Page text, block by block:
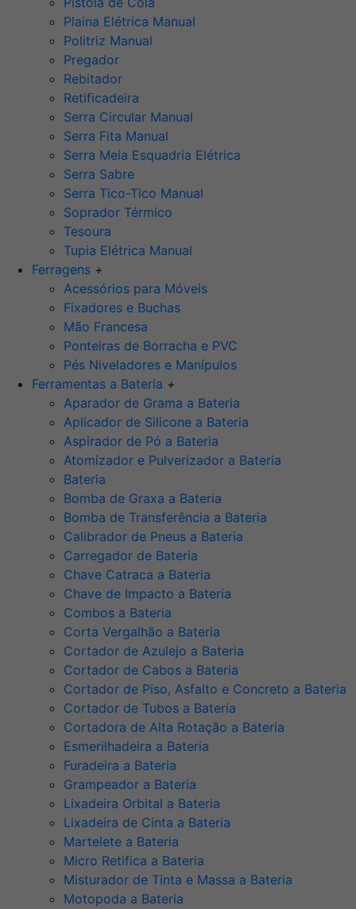
Plaina Elétrica Manual
Politriz Manual
Pregador
Rebitador
Retificadeira
Serra Circular Manual
Serra Fita Manual
Serra Meia Esquadria Elétrica
Serra Sabre
Serra Tico-Tico Manual
Soprador Térmico
Tesoura
Tupia Elétrica Manual
Ferragens +
Acessórios para Móveis
Fixadores e Buchas
Mão Francesa
Ponteiras de Borracha e PVC
Pés Niveladores e Manípulos
Ferramentas a Bateria +
Aparador de Grama a Bateria
Aplicador de Silicone a Bateria
Aspirador de Pó a Bateria
Atomizador e Pulverizador a Bateria
Bateria
Bomba de Graxa a Bateria
Bomba de Transferência a Bateria
Calibrador de Pneus a Bateria
Carregador de Bateria
Chave Catraca a Bateria
Chave de Impacto a Bateria
Combos a Bateria
Corta Vergalhão a Bateria
Cortador de Azulejo a Bateria
Cortador de Cabos a Bateria
Cortador de Piso, Asfalto e Concreto a Bateria
Cortador de Tubos a Bateria
Cortadora de Alta Rotação a Bateria
Esmerilhadeira a Bateria
Furadeira a Bateria
Grampeador a Bateria
Lixadeira Orbital a Bateria
Lixadeira de Cinta a Bateria
Martelete a Bateria
Micro Retifica a Bateria
Misturador de Tinta e Massa a Bateria
Motopoda a Bateria